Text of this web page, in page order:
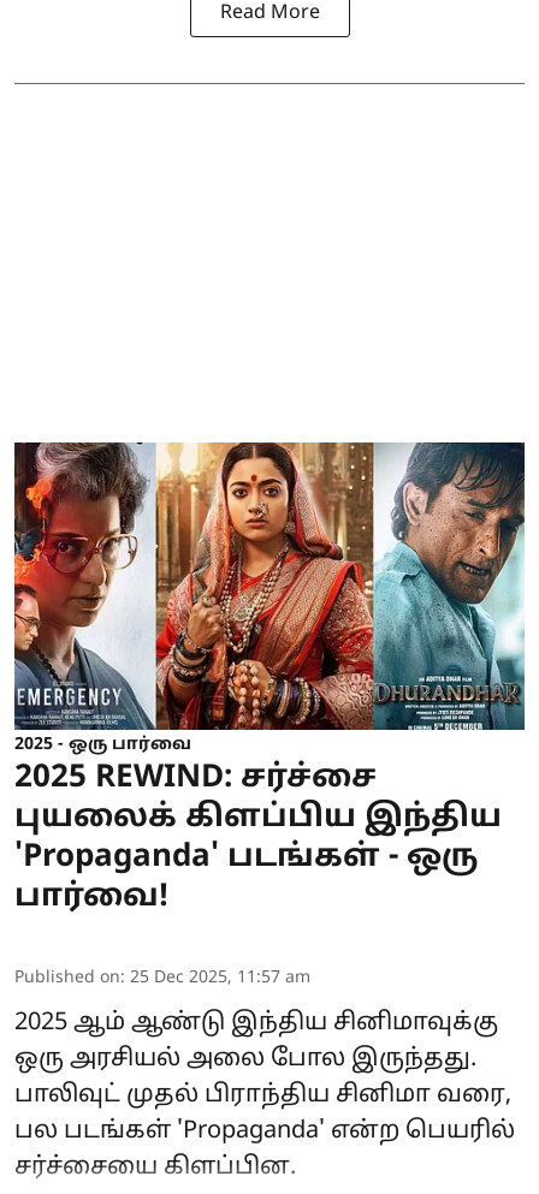
Read More
2025 - ஒரு பார்வை
2025 REWIND: சர்ச்சை
புயலைக் கிளப்பிய இந்திய
'Propaganda' படங்கள் - ஒரு
பார்வை!
Published on: 25 Dec 2025, 11:57 am
2025 ஆம் ஆண்டு இந்திய சினிமாவுக்கு
ஒரு அரசியல் அலை போல இருந்தது.
பாலிவுட் முதல் பிராந்திய சினிமா வரை,
பல படங்கள் 'Propaganda' என்ற பெயரில்
சர்ச்சையை கிளப்பின.